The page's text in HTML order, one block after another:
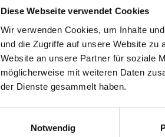
Diese Webseite verwendet Cookies
Wir verwenden Cookies, um Inhalte
und die Zugriffe auf unsere Website zu
Website an unsere Partner für soziale
möglicherweise mit weiteren Daten
der Dienste gesammelt haben.
Notwendig
Art.Nr.:29060
€ 12,45*
€ 16,60*/ Liter